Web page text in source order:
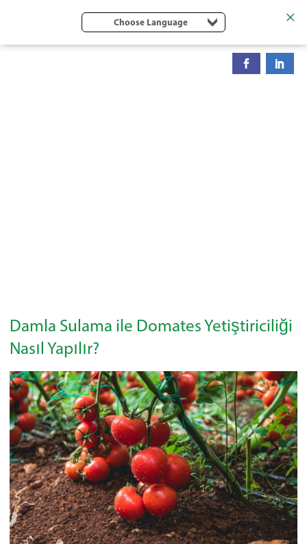
Choose Language
Damla Sulama ile Domates Yetiştiriciliği
Nasıl Yapılır?